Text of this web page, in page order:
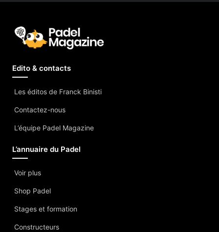
Edito & contacts
Les éditos de Franck Binisti
Contactez-nous
L’équipe Padel Magazine
L’annuaire du Padel
Voir plus
Shop Padel
Stages et formation
Constructeurs